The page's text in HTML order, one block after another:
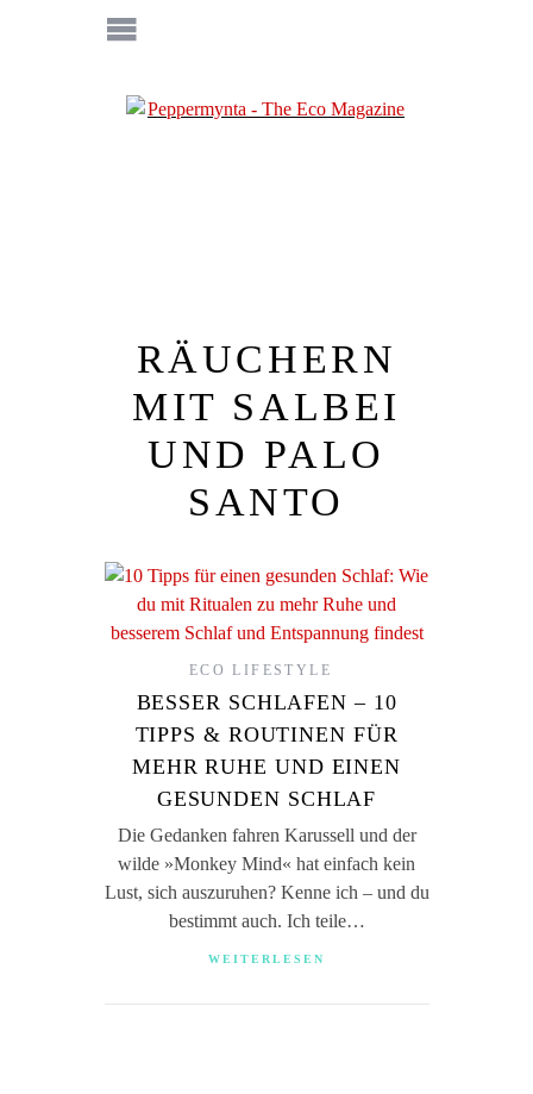
RÄUCHERN
MIT SALBEI
UND PALO
SANTO
ECO LIFESTYLE
BESSER SCHLAFEN – 10
TIPPS & ROUTINEN FÜR
MEHR RUHE UND EINEN
GESUNDEN SCHLAF
Die Gedanken fahren Karussell und der
wilde »Monkey Mind« hat einfach kein
Lust, sich auszuruhen? Kenne ich – und du
bestimmt auch. Ich teile…
WEITERLESEN